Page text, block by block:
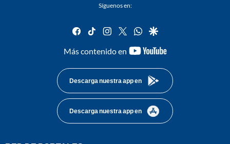
Síguenos en:
facebook
tiktok instagram
twitterwhatsapp
google
Más contenido en
youtube-
Descarga nuestra app en
Descarga nuestra app en